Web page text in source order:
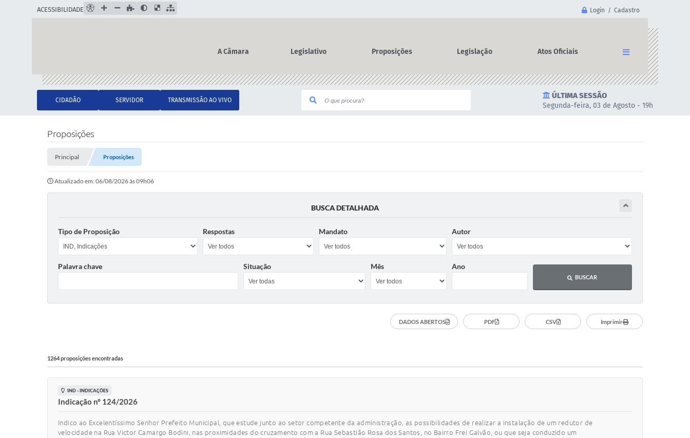
Login / Cadastro
ACESSIBILIDADE
A Câmara Legislativo Proposições Legislação Atos Oficiais
CIDADÃO SERVIDOR TRANSMISSÃO AO VIVO
ÚLTIMA SESSÃO
Segunda-feira, 03 de Agosto - 19h
Proposições
Principal Proposições
Atualizado em: 06/08/2026 às 09h06
BUSCA DETALHADA
Tipo de Proposição Respostas Mandato Autor
Palavra chave Situação Mês Ano
BUSCAR
DADOS ABERTOS PDF CSV Imprimir
1264 proposições encontradas
IND - INDICAÇÕES
Indicação nº 124/2026
Indico ao Excelentíssimo Senhor Prefeito Municipal, que estude junto ao setor competente da administração, as possibilidades de realizar a instalação de um redutor de
velocidade na Rua Victor Camargo Bodini, nas proximidades do cruzamento com a Rua Sebastião Rosa dos Santos, no Bairro Frei Galvão, ou que seja conduzido um